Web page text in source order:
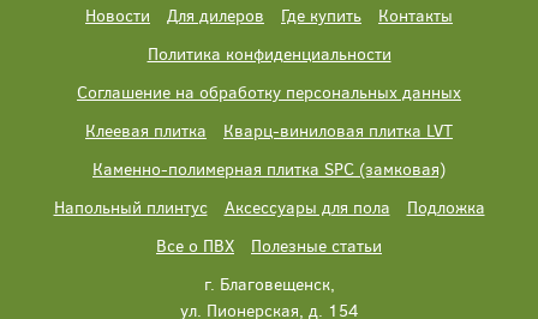
Новости Для дилеров Где купить
Контакты
Политика конфиденциальности
Соглашение на обработку персональных данных
Клеевая плитка
Кварц-виниловая плитка LVT
Каменно-полимерная плитка SPC (замковая)
Напольный плинтус
Аксессуары для пола
Подложка
Все о ПВХ
Полезные статьи
г. Благовещенск,
ул. Пионерская, д. 154